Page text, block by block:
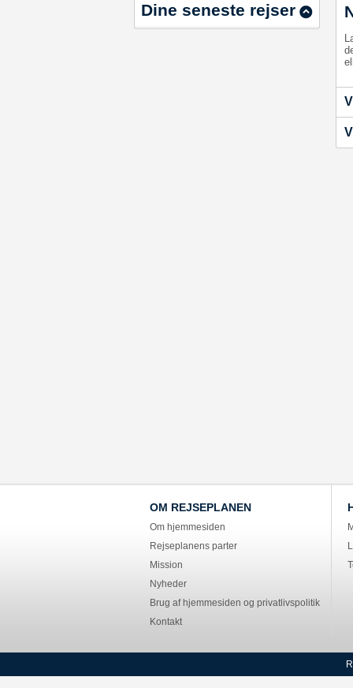
Dine seneste rejser
OM REJSEPLANEN
Om hjemmesiden
Rejseplanens parter
Mission
Nyheder
Brug af hjemmesiden og privatlivspolitik
Kontakt